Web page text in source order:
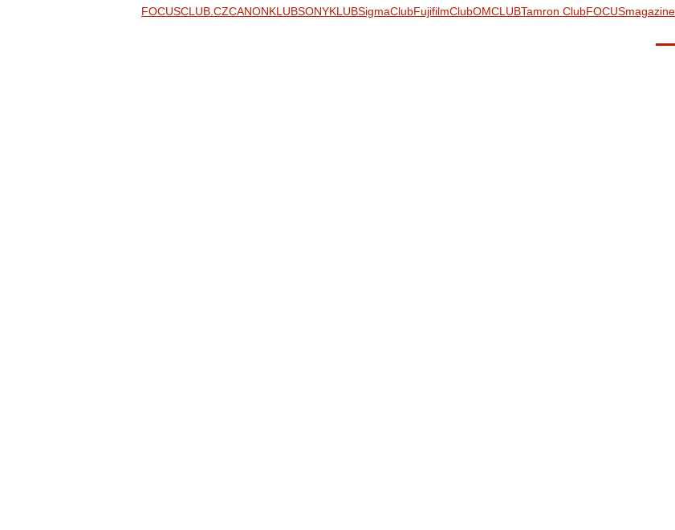
FOCUSCLUB.CZCANONKLUBSONYKLUBSigmaClubFujifilmClubOMCLUBTamron ClubFOCUSmagazine